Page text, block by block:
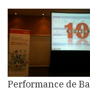
de
IBM
Cognos
10
en
el
Performance de